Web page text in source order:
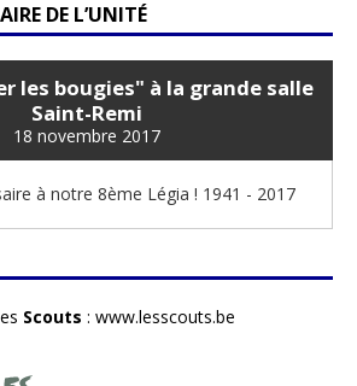
DE L’UNITÉ
les bougies" à la grande salle
Saint-Remi
18 novembre 2017
à notre 8ème Légia ! 1941 - 2017
Scouts : www.lesscouts.be